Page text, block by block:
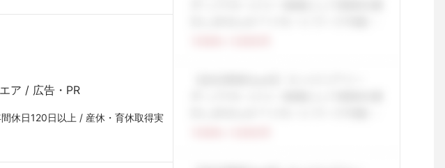
ア / 広告・PR
休日120日以上 / 産休・育休取得実